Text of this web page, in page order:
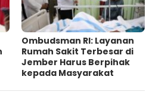
Ombudsman RI: Layanan
Rumah Sakit Terbesar di
Jember Harus Berpihak
kepada Masyarakat